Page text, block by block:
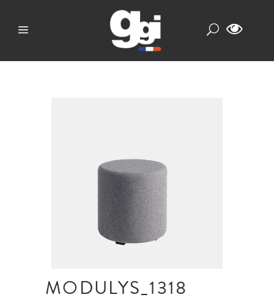
MODULYS_1318